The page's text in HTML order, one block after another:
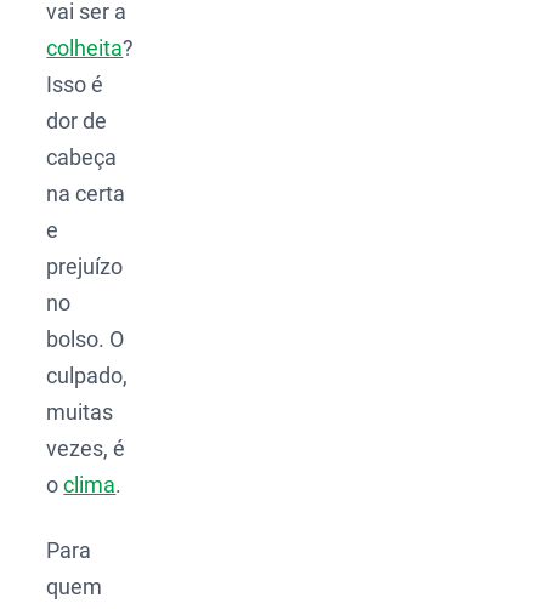
vai ser a
colheita?
Isso é
dor de
cabeça
na certa
e
prejuízo
no
bolso. O
culpado,
muitas
vezes, é
oclima.
Para
quem